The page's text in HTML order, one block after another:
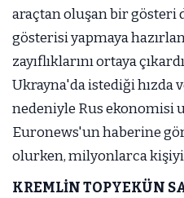
araçtan oluşan bir gösteri
gösterisi yapmaya
zayıflıklarını ortaya
Ukrayna'da istediği hızda
nedeniyle Rus ekonomisi
Euronews'un haberine
olurken, milyonlarca
KREMLİN TOPYEKÜN